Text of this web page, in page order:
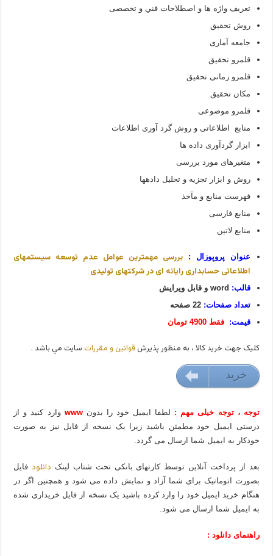
تعريف واژه‏ ها و اصطلاحات فني و تخصصی
روش تحقیق
جامعه آماری
قلمرو تحقیق
قلمرو زمانی تحقیق
مکان تحقیق
قلمرو موضوعی
منابع اطلاعاتی و روش گرد آوری اطلاعات
ابزار گردآوری داده ها
متغیرهای مورد بررسی
روش و ابزار تجزيه و تحليل داده‏ها
فهرست منابع و مآخذ
منابع فارسی
منابع لاتین
عنوان پروپوزال :
بررسی مهمترین عوامل عدم توسعه سیستم­های
اطلاعاتی حسابداری رایانه ­ای در شرکت­های تولیدی
قالب:
تعداد صفحات: 22 صفحه
قیمت:فقط 4900 تومان
کليک جهت خريد کالا ، به منظور پذيرشقوانين و مقررات سايت مي باشد .
49000 تومان خريد
توجه ، توجه خیلی مهم : لطفا ایمیل خود را بدون www وارد کنید و از
درستی ایمیل خود مطمئن باشید زیرا یک نسخه از فایل نیز به صورت
خودکار به ایمیل شما ارسال می گردد.
بعد از پرداخت آنلاین توسط کارتهای بانکی تحت شتاب لینک دانلود فایل
بصورت اتوماتیک برای شما آزاد و نمایش داده می شود و همچنین اگر در
هنگام خرید ایمیل خود را وارد کرده باشید یک نسخه از فایل خریداری شده
به ایمیل شما ارسال می شود.
راهنمای دانلود :